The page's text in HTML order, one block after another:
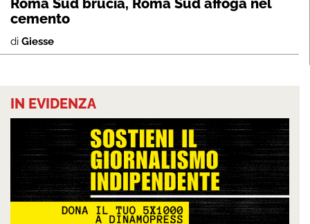
cemento
di Giesse
IN EVIDENZA